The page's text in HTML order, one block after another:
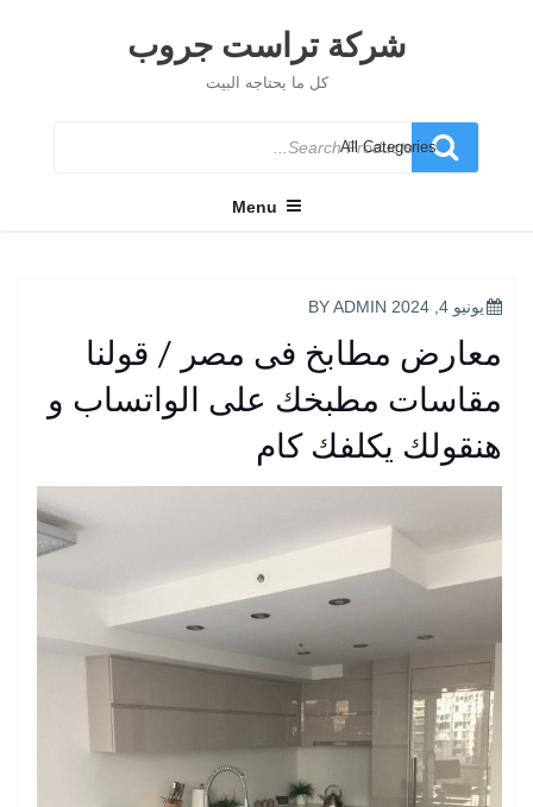
شركة تراست جروب
كل ما يحتاجه البيت
Search
for
Menu
POSTED
يونيو 4, 2024 ADMIN
معارض مطابخ فى مصر / قولنا
مقاسات مطبخك على الواتساب و
هنقولك يكلفك كام